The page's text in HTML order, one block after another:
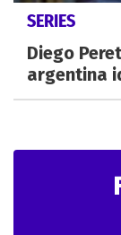
SERIES
Diego
argentina